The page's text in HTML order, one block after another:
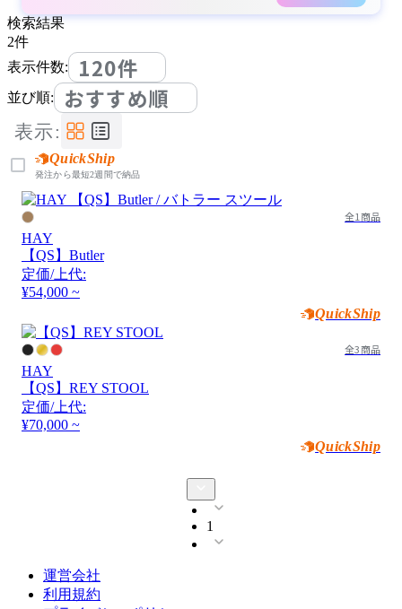
検索結果
2件
表示件数:
120件
並び順: おすすめ順
表示:
QuickShip
発注から最短2週間で納品
全1商品
HAY
【QS】Butler
定価/上代:
¥54,000 ~
QuickShip
全3商品
HAY
【QS】REY STOOL
定価/上代:
¥70,000 ~
QuickShip
1
運営会社
利用規約